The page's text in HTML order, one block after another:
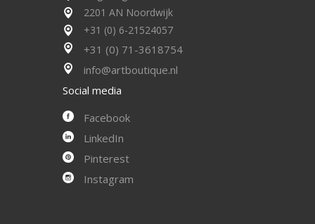
2201 AN Noordwijk
+31 (0) 6-21524057
+31 (0) 71-3618754
info@artboutique.nl
Social media
Facebook
LinkedIn
Pinterest
Instagram